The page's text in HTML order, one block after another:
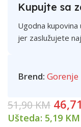
Kupujte sa
Ugodna kupovina
jer zaslužujete
Brend: Gorenje
51,90KM 46,71
Ušteda: 5,19 KM